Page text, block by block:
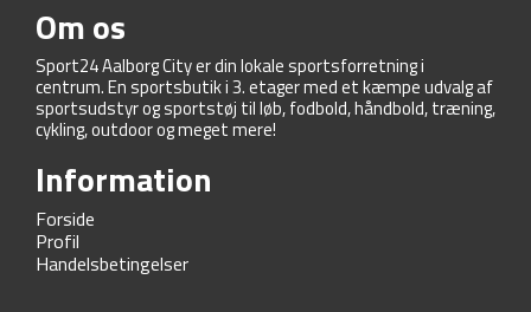
Om os
Sport24 Aalborg City er din lokale sportsforretning i
centrum. En sportsbutik i 3. etager med et kæmpe udvalg af
sportsudstyr og sportstøj til løb, fodbold, håndbold, træning,
cykling, outdoor og meget mere!
Information
Forside
Profil
Handelsbetingelser